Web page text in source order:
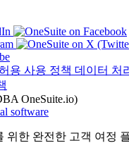
용 사용 정책 데이터 처
OneSuite.io)
위한 완전한 고객 여정